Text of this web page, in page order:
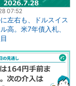
07:52
左右も、ドルスイス
高。米7年債入札、